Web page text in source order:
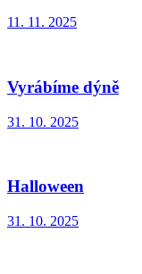
11. 11. 2025
Vyrábíme dýně
31. 10. 2025
Halloween
31. 10. 2025